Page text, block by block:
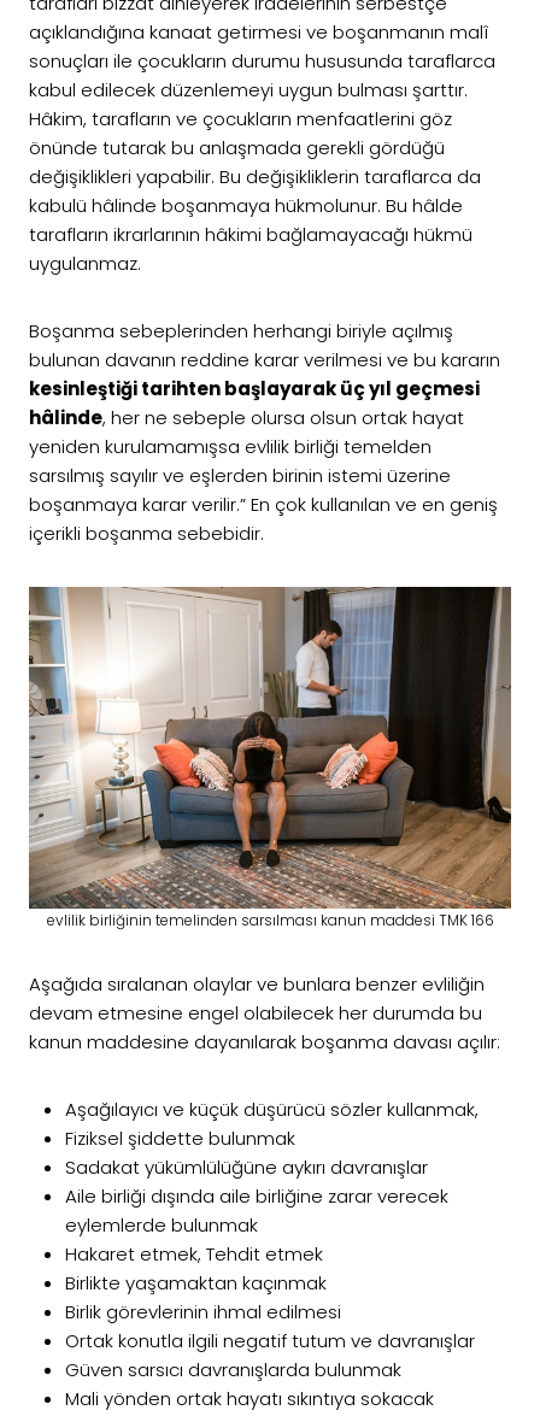
açıklandığına kanaat getirmesi ve boşanmanın malî
sonuçları ile çocukların durumu hususunda taraflarca
kabul edilecek düzenlemeyi uygun bulması şarttır.
Hâkim, tarafların ve çocukların menfaatlerini göz
önünde tutarak bu anlaşmada gerekli gördüğü
değişiklikleri yapabilir. Bu değişikliklerin taraflarca da
kabulü hâlinde boşanmaya hükmolunur. Bu hâlde
tarafların ikrarlarının hâkimi bağlamayacağı hükmü
uygulanmaz.
Boşanma sebeplerinden herhangi biriyle açılmış
bulunan davanın reddine karar verilmesi ve bu kararın
kesinleştiği tarihten başlayarak üç yıl geçmesi
hâlinde, her ne sebeple olursa olsun ortak hayat
yeniden kurulamamışsa evlilik birliği temelden
sarsılmış sayılır ve eşlerden birinin istemi üzerine
boşanmaya karar verilir.” En çok kullanılan ve en geniş
içerikli boşanma sebebidir.
evlilik birliğinin temelinden sarsılması kanun maddesi TMK 166
Aşağıda sıralanan olaylar ve bunlara benzer evliliğin
devam etmesine engel olabilecek her durumda bu
kanun maddesine dayanılarak boşanma davası açılır:
Aşağılayıcı ve küçük düşürücü sözler kullanmak,
Fiziksel şiddette bulunmak
Sadakat yükümlülüğüne aykırı davranışlar
Aile birliği dışında aile birliğine zarar verecek
eylemlerde bulunmak
Hakaret etmek, Tehdit etmek
Birlikte yaşamaktan kaçınmak
Birlik görevlerinin ihmal edilmesi
Ortak konutla ilgili negatif tutum ve davranışlar
Güven sarsıcı davranışlarda bulunmak
Mali yönden ortak hayatı sıkıntıya sokacak